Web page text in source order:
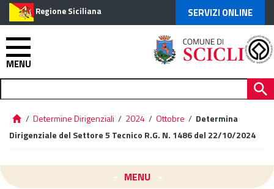
Regione Siciliana SERVIZI ONLINE
MENU
/ Determine Dirigenziali / 2024 / Ottobre / Determina
Dirigenziale del Settore 5 Tecnico R.G. N. 1486 del 22/10/2024
MENU